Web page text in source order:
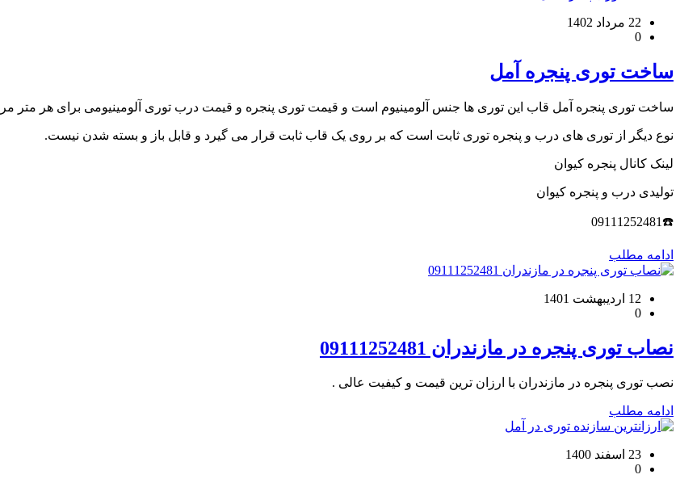
22 مرداد 1402
0
ساخت توری پنجره آمل
ساخت توری پنجره آمل قاب این توری ها جنس آلومینیوم است و قیمت توری پنجره و قیمت درب توری آلومینیومی برای هر متر
نوع دیگر از توری های درب و پنجره توری ثابت است که بر روی یک قاب ثابت قرار می گیرد و قابل باز و بسته شدن نیست.
لینک کانال پنجره کیوان
تولیدی درب و پنجره کیوان
☎️09111252481
ادامه مطلب
12 اردیبهشت 1401
0
نصاب توری پنجره در مازندران 09111252481
نصب توری پنجره در مازندران با ارزان ترین قیمت و کیفیت عالی .
ادامه مطلب
23 اسفند 1400
0